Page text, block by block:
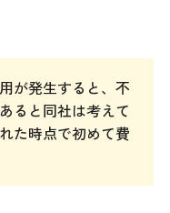
が発生すると、不
ると同社は考えて
た時点で初めて費